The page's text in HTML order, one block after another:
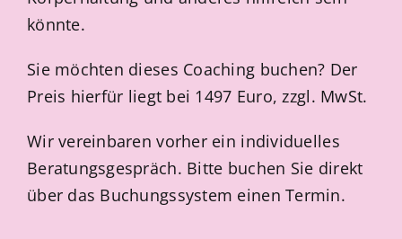
könnte.
Sie möchten dieses Coaching buchen? Der
Preis hierfür liegt bei 1497 Euro, zzgl. MwSt.
Wir vereinbaren vorher ein individuelles
Beratungsgespräch. Bitte buchen Sie direkt
über das Buchungssystem einen Termin.